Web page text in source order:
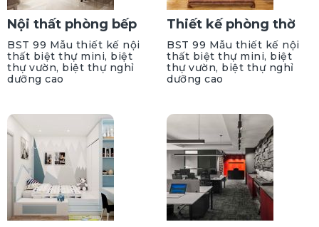
Nội thất phòng bếp
BST 99 Mẫu thiết kế nội
thất biệt thự mini, biệt
thự vườn, biệt thự nghỉ
dưỡng cao
Thiết kế phòng thờ
BST 99 Mẫu thiết kế nội
thất biệt thự mini, biệt
thự vườn, biệt thự nghỉ
dưỡng cao